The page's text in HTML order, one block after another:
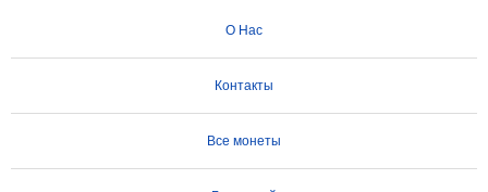
О Нас
Контакты
Все монеты